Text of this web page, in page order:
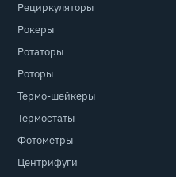
Рециркуляторы
Рокеры
Ротаторы
Роторы
Термо-шейкеры
Термостаты
Фотометры
Центрифуги